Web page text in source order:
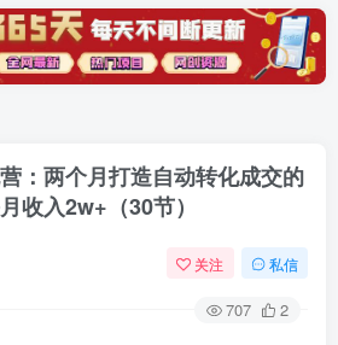
：两个月打造自动转化成交的
收入2w+（30节）
关注 私信
707 2